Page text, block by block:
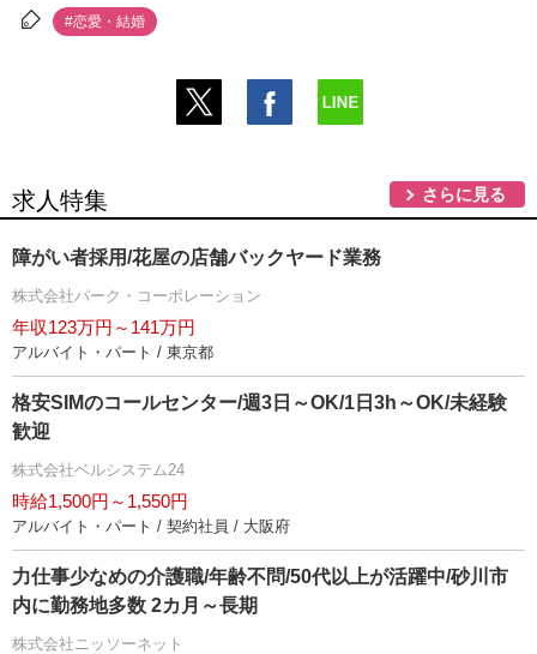
#恋愛・結婚
求人特集 さらに見る
障がい者採用/花屋の店舗バックヤード業務
株式会社パーク・コーポレーション
年収123万円～141万円
アルバイト・パート / 東京都
格安SIMのコールセンター/週3日～OK/1日3h～OK/未経験
歓迎
株式会社ベルシステム24
時給1,500円～1,550円
アルバイト・パート / 契約社員 / 大阪府
力仕事少なめの介護職/年齢不問/50代以上が活躍中/砂川市
内に勤務地多数 2カ月～長期
株式会社ニッソーネット